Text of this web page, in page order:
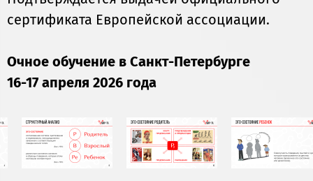
сертификата Европейской ассоциации.
Очное обучение в Санкт-Петербурге
16-17 апреля 2026 года